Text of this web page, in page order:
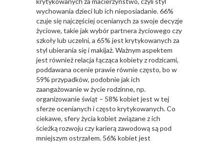
wychowania dzieci lub ich nieposiadanie. 66%
czuje się najczęściej ocenianych za swoje decyzje
życiowe, takie jak wybór partnera życiowego czy
szkoły lub uczelni, a 65% jest krytykowanych za
styl ubierania się i makijaż. Ważnym aspektem
jest również relacja łącząca kobiety z rodzicami,
poddawana ocenie prawie równie często, bo w
59% przypadków, podobnie jak ich
zaangażowanie w życie rodzinne, np.
organizowanie świąt – 58% kobiet jest w tej
sferze ocenianych i często krytykowanych. Co
ciekawe, sfery życia kobiet związane z ich
ścieżką rozwoju czy karierą zawodową są pod
mniejszym ostrzałem. 56% kobiet jest